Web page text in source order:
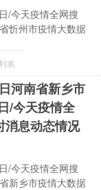
/今天疫情全网搜
忻州市疫情大数据
表
河南省新乡市
/今天疫情全
消息动态情况
/今天疫情全网搜
新乡市疫情大数据